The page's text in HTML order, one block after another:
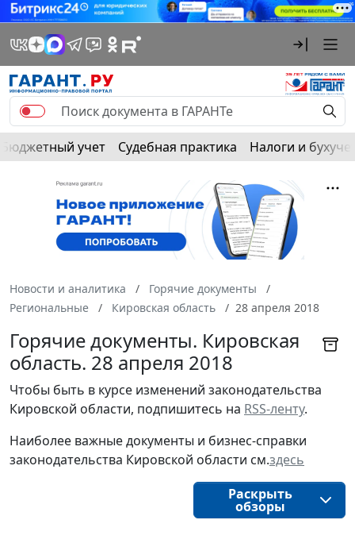
Бюджетный учет Судебная практика Налоги и
Новости и аналитика
Горячие документы
Региональные
Кировская область 28 апреля 2018
Горячие документы. Кировская
область. 28 апреля 2018
Чтобы быть в курсе изменений законодательства
Кировской области, подпишитесь на RSS-ленту.
Наиболее важные документы и бизнес-справки
законодательства Кировской области см.здесь
Раскрыть
обзоры